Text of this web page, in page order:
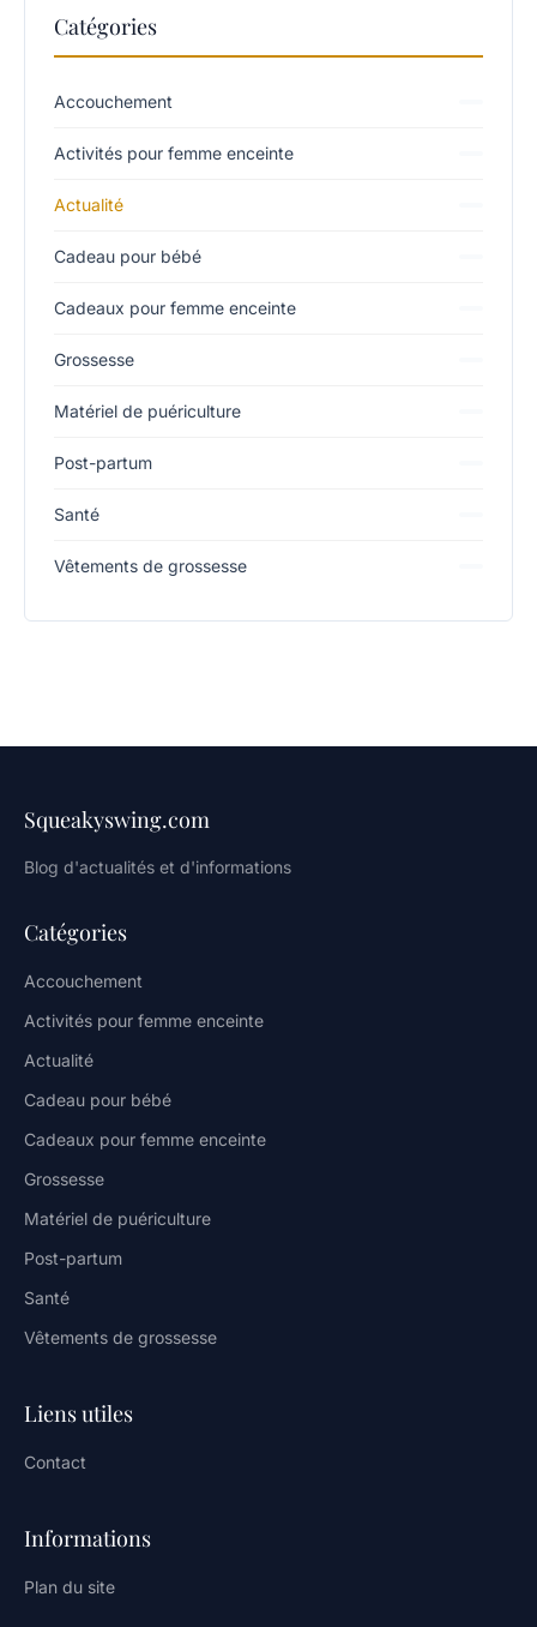
Catégories
Accouchement
Activités pour femme enceinte
Actualité
Cadeau pour bébé
Cadeaux pour femme enceinte
Grossesse
Matériel de puériculture
Post-partum
Santé
Vêtements de grossesse
Squeakyswing.com
Blog d'actualités et d'informations
Catégories
Accouchement
Activités pour femme enceinte
Actualité
Cadeau pour bébé
Cadeaux pour femme enceinte
Grossesse
Matériel de puériculture
Post-partum
Santé
Vêtements de grossesse
Liens utiles
Contact
Informations
Plan du site